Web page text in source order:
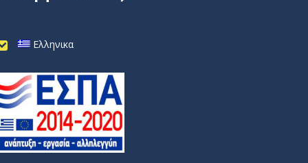
Ελληνικα